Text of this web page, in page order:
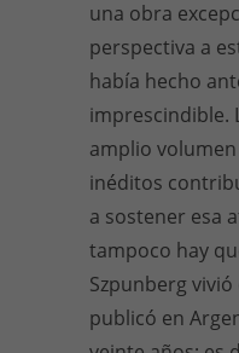
una obra
perspectiva a
había hecho
imprescindible.
amplio
inéditos
a sostener esa
tampoco hay
Szpunberg
publicó en